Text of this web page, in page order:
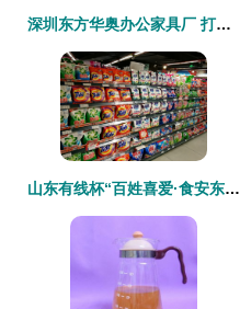
深圳东方华奥办公家具厂 打造CHICAGO LOW BOX T011，环保实惠的办公优选
山东有线杯“百姓喜爱·食安东城”系列评选 百货大楼东城店日用品销售展实力